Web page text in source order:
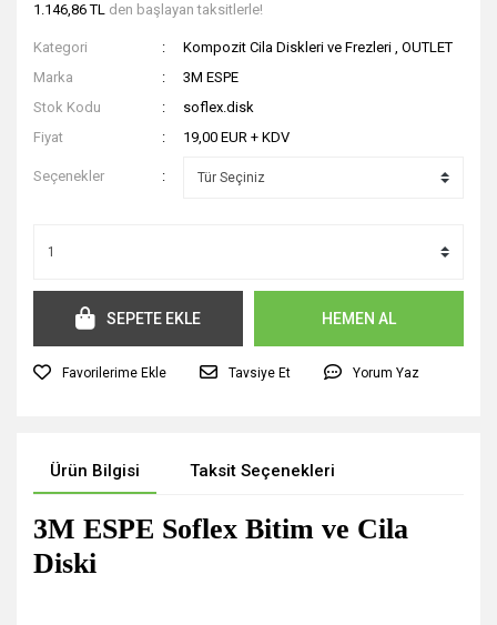
1.146,86 TL den başlayan taksitlerle!
Kategori Kompozit Cila Diskleri ve Frezleri ,OUTLET
Marka
3M ESPE
Stok Kodu
soflex.disk
Fiyat
19,00 EUR + KDV
Seçenekler
SEPETE EKLE HEMEN AL
Tavsiye Et Yorum Yaz
Ürün Bilgisi Taksit Seçenekleri
3M ESPE Soflex Bitim ve Cila
Diski